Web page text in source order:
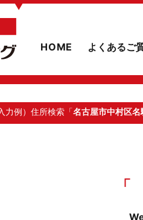
▼
HOME よくあるご
力例）住所検索「名古屋市中村区名